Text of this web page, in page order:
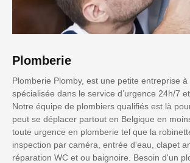
Plomberie
Plomberie Plomby, est une petite entreprise
spécialisée dans le service d’urgence 24h/7
Notre équipe de plombiers qualifiés est là
peut se déplacer partout en Belgique en
toute urgence en plomberie tel que la
inspection par caméra, entrée d'eau, clapet
réparation WC et ou baignoire. Besoin d'un